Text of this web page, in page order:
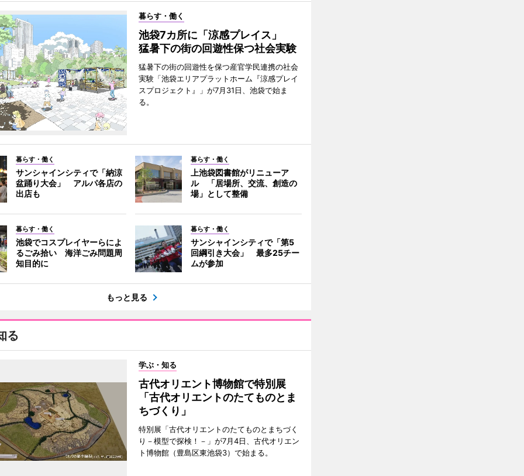
暮らす・働く
池袋7カ所に「涼感プレイス」
猛暑下の街の回遊性保つ社会実験
猛暑下の街の回遊性を保つ産官学民連携の社会
実験「池袋エリアプラットホーム『涼感プレイ
スプロジェクト』」が7月31日、池袋で始ま
る。
暮らす・働く
サンシャインシティで「納涼
盆踊り大会」 アルパ各店の
出店も
暮らす・働く
上池袋図書館がリニューア
ル 「居場所、交流、創造の
場」として整備
暮らす・働く
池袋でコスプレイヤーらによ
るごみ拾い 海洋ごみ問題周
知目的に
暮らす・働く
サンシャインシティで「第5
回綱引き大会」 最多25チー
ムが参加
もっと見る
る
学ぶ・知る
古代オリエント博物館で特別展
「古代オリエントのたてものとま
ちづくり」
特別展「古代オリエントのたてものとまちづく
り－模型で探検！－」が7月4日、古代オリエン
ト博物館（豊島区東池袋3）で始まる。